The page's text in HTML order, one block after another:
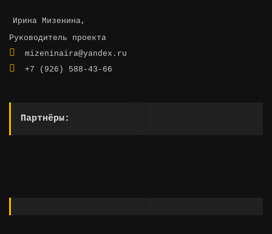
Ирина Мизенина,
Руководитель проекта
mizeninaira@yandex.ru
+7 (926) 588-43-66
Партнёры: